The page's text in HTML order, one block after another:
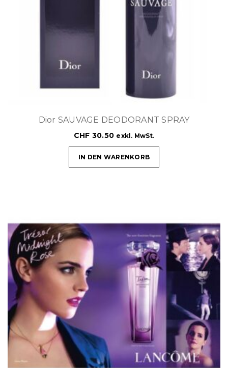
Dior SAUVAGE DEODORANT SPRAY
CHF 30.50 exkl. MwSt.
IN DEN WARENKORB